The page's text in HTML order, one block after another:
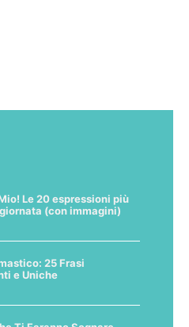
Le 20 espressioni più
(con immagini)
25 Frasi
e Uniche